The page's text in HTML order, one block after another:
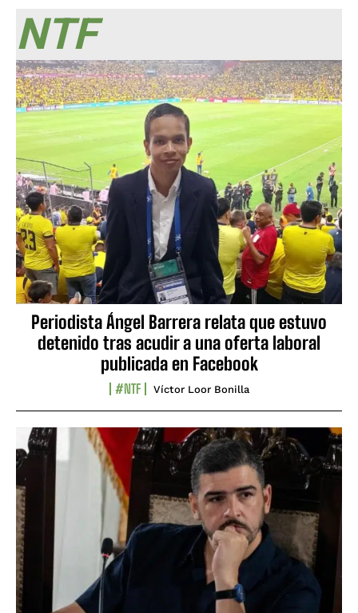
NTF
Periodista Ángel Barrera relata que estuvo
detenido tras acudir a una oferta laboral
publicada en Facebook
#NTF Víctor Loor Bonilla